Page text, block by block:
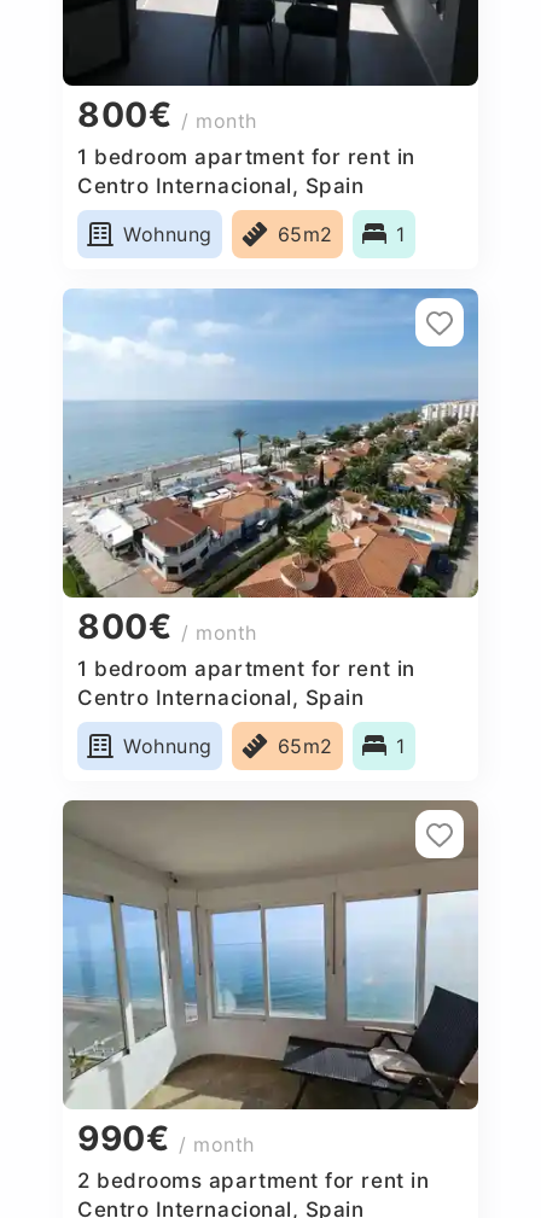
800€ / month
1 bedroom apartment for rent in
Centro Internacional, Spain
Wohnung
65m2 1
800€ / month
1 bedroom apartment for rent in
Centro Internacional, Spain
Wohnung
65m2 1
990€ / month
2 bedrooms apartment for rent in
Centro Internacional, Spain